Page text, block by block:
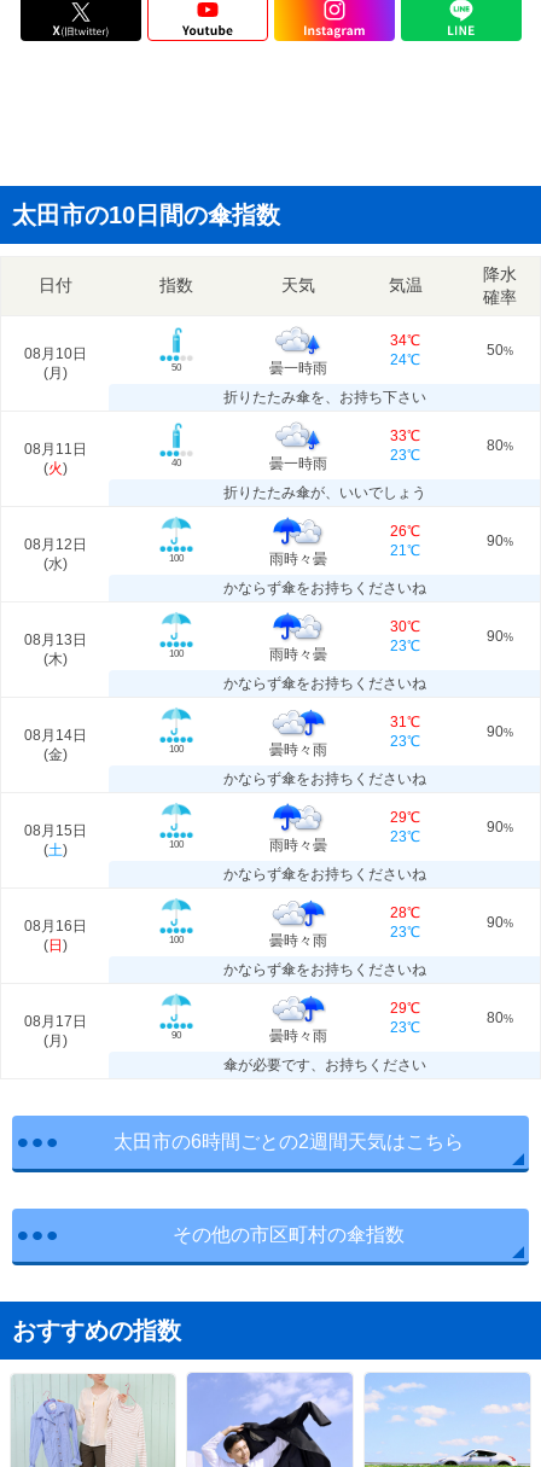
太田市の10日間の傘指数
日付 指数 天気 気温
降水
確率
08月10日
(月 ) 50 曇一時雨
34℃
24℃
50%
折りたたみ傘を、お持ち下さい
08月11日
(火) 40 曇一時雨
33℃
23℃
80%
折りたたみ傘が、いいでしょう
08月12日
(水) 100 雨時々曇
26℃
21℃
90%
かならず傘をお持ちくださいね
08月13日
(木) 100 雨時々曇
30℃
23℃
90%
かならず傘をお持ちくださいね
08月14日
(金) 100 曇時々雨
31℃
23℃
90%
かならず傘をお持ちくださいね
08月15日
(土) 100 雨時々曇
29℃
23℃
90%
かならず傘をお持ちくださいね
08月16日
(日 ) 100 曇時々雨
28℃
23℃
90%
かならず傘をお持ちくださいね
08月17日
(月 ) 90 曇時々雨
29℃
23℃
80%
傘が必要です、お持ちください
太田市の6時間ごとの2週間天気はこちら
その他の市区町村の傘指数
おすすめの指数